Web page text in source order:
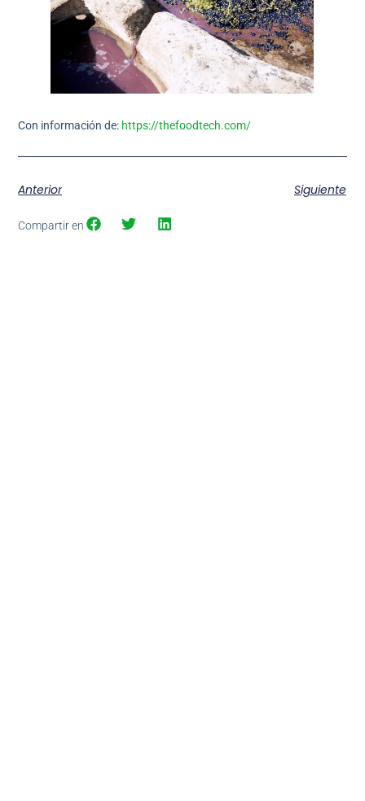
Con información de: https://thefoodtech.com/
Anterior Siguiente
Compartir en